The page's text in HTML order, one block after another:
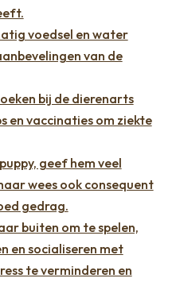
voedsel en water
van de
bij de dierenarts
en vaccinaties om ziekte
geef hem veel
wees ook consequent
gedrag.
buiten om te spelen,
en socialiseren met
te verminderen en